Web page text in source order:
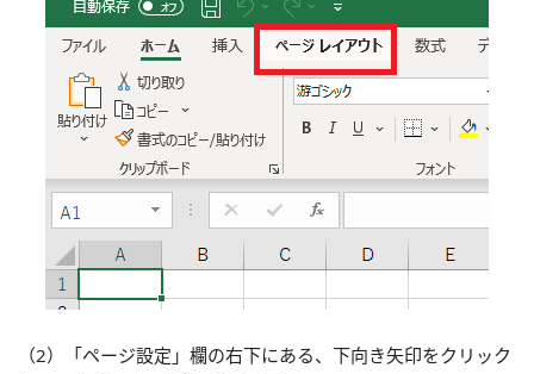
（2）「ページ設定」欄の右下にある、下向き矢印をクリック